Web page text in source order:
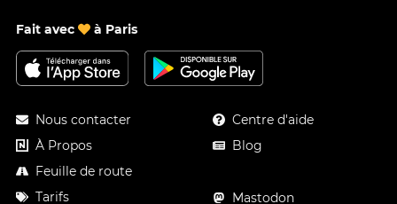
Fait avec à Paris
Nous contacter
À Propos
Feuille de route
Tarifs
Centre d'aide
Blog
Mastodon